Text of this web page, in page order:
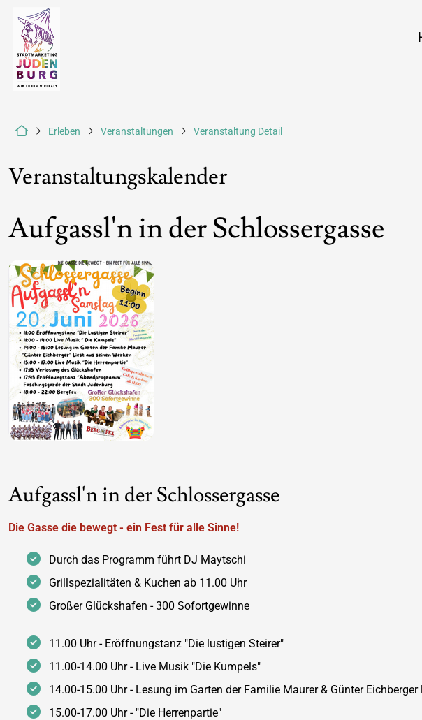
Erleben Veranstaltungen Veranstaltung Detail
Veranstaltungskalender
Aufgassl'n in der Schlossergasse
Aufgassl'n in der Schlossergasse
Die Gasse die bewegt - ein Fest für alle Sinne!
Durch das Programm führt DJ Maytschi
Grillspezialitäten & Kuchen ab 11.00 Uhr
Großer Glückshafen - 300 Sofortgewinne
11.00 Uhr - Eröffnungstanz "Die lustigen Steirer"
11.00-14.00 Uhr - Live Musik "Die Kumpels"
14.00-15.00 Uhr - Lesung im Garten der Familie Maurer & Günter
15.00-17.00 Uhr - "Die Herrenpartie"